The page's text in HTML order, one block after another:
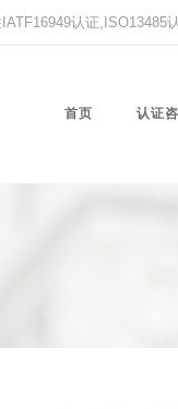
认证
首页 认证